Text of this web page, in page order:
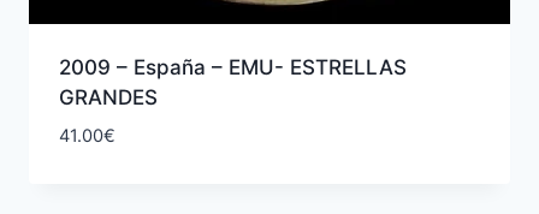
2009 – España – EMU- ESTRELLAS
GRANDES
41.00€